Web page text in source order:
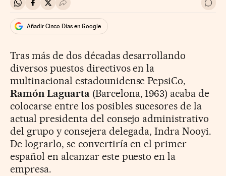
Compartir en Whatsapp
Compartir en Facebook
Compartir en Twitter
Desplegar Redes Sociales Ir a
Añadir Cinco Días en Google
Tras más de dos décadas desarrollando
diversos puestos directivos en la
multinacional estadounidense PepsiCo,
Ramón Laguarta (Barcelona, 1963) acaba de
colocarse entre los posibles sucesores de la
actual presidenta del consejo administrativo
del grupo y consejera delegada, Indra Nooyi.
De lograrlo, se convertiría en el primer
español en alcanzar este puesto en la
empresa.